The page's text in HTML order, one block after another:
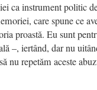
ca instrument politic
care spune ce
proastă. Eu sunt
–, iertând, dar nu
nu repetăm aceste